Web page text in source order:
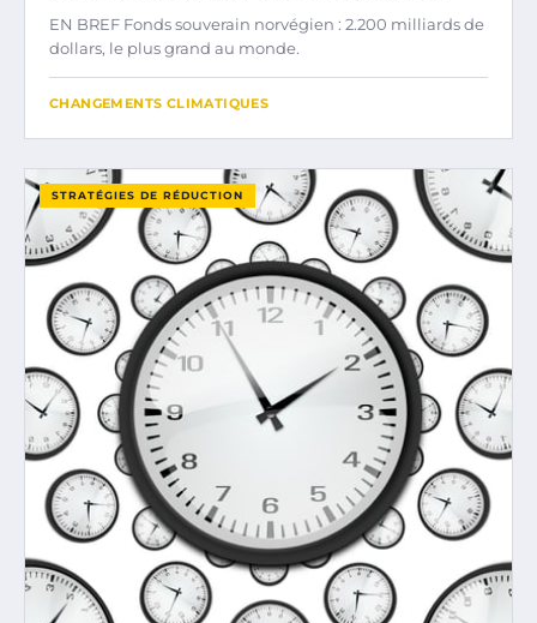
EN BREF Fonds souverain norvégien : 2.200 milliards de
dollars, le plus grand au monde.
CHANGEMENTS CLIMATIQUES
STRATÉGIES DE RÉDUCTION